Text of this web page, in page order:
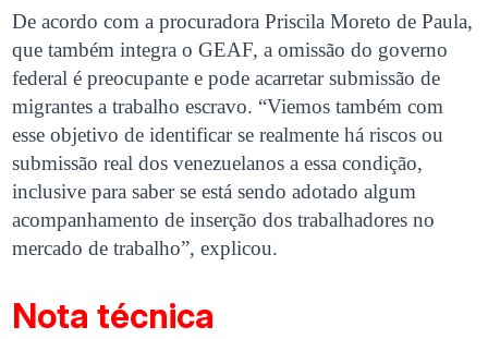
De acordo com a procuradora Priscila Moreto de Paula,
que também integra o GEAF, a omissão do governo
federal é preocupante e pode acarretar submissão de
migrantes a trabalho escravo. “Viemos também com
esse objetivo de identificar se realmente há riscos ou
submissão real dos venezuelanos a essa condição,
inclusive para saber se está sendo adotado algum
acompanhamento de inserção dos trabalhadores no
mercado de trabalho”, explicou.
Nota técnica